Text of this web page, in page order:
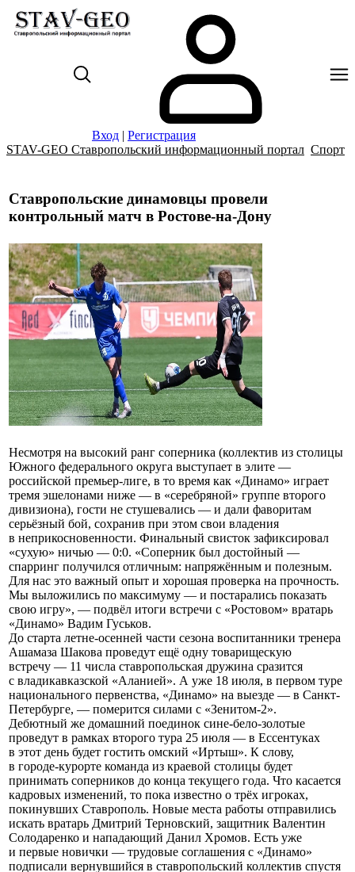
Вход | Регистрация
STAV-GEO Ставропольский информационный портал Спорт
Ставропольские динамовцы провели
контрольный матч в Ростове-на-Дону
Несмотря на высокий ранг соперника (коллектив из столицы
Южного федерального округа выступает в элите —
российской премьер-лиге, в то время как «Динамо» играет
тремя эшелонами ниже — в «серебряной» группе второго
дивизиона), гости не стушевались — и дали фаворитам
серьёзный бой, сохранив при этом свои владения
в неприкосновенности. Финальный свисток зафиксировал
«сухую» ничью — 0:0. «Соперник был достойный —
спарринг получился отличным: напряжённым и полезным.
Для нас это важный опыт и хорошая проверка на прочность.
Мы выложились по максимуму — и постарались показать
свою игру», — подвёл итоги встречи с «Ростовом» вратарь
«Динамо» Вадим Гуськов.
До старта летне-осенней части сезона воспитанники тренера
Ашамаза Шакова проведут ещё одну товарищескую
встречу — 11 числа ставропольская дружина сразится
с владикавказской «Аланией». А уже 18 июля, в первом туре
национального первенства, «Динамо» на выезде — в Санкт-
Петербурге, — померится силами с «Зенитом-2».
Дебютный же домашний поединок сине-бело-золотые
проведут в рамках второго тура 25 июля — в Ессентуках
в этот день будет гостить омский «Иртыш». К слову,
в городе-курорте команда из краевой столицы будет
принимать соперников до конца текущего года. Что касается
кадровых изменений, то пока известно о трёх игроках,
покинувших Ставрополь. Новые места работы отправились
искать вратарь Дмитрий Терновский, защитник Валентин
Солодаренко и нападающий Данил Хромов. Есть уже
и первые новички — трудовые соглашения с «Динамо»
подписали вернувшийся в ставропольский коллектив спустя